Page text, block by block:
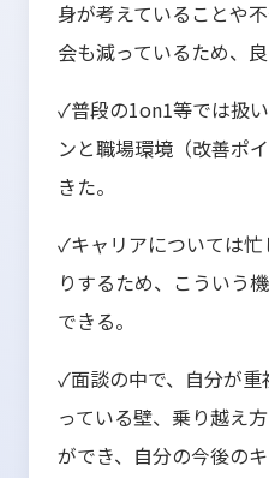
身が考えていることや
会も減っているため、
✓普段の1on1等では扱
ンと職場環境（改善ポ
きた。
✓キャリアについては
りするため、こういう
できる。
✓面談の中で、自分が
っている壁、乗り越え
ができ、自分の今後の